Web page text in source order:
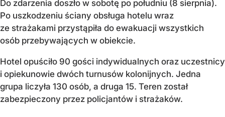
Do zdarzenia doszło w sobotę po południu (8 sierpnia).
Po uszkodzeniu ściany obsługa hotelu wraz
ze strażakami przystąpiła do ewakuacji wszystkich
osób przebywających w obiekcie.
Hotel opuściło 90 gości indywidualnych oraz uczestnicy
i opiekunowie dwóch turnusów kolonijnych. Jedna
grupa liczyła 130 osób, a druga 15. Teren został
zabezpieczony przez policjantów i strażaków.